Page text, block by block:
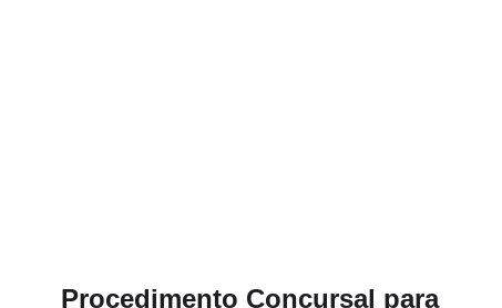
Procedimento Concursal para